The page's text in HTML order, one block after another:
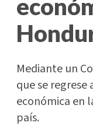
Mediante un
que se regrese
económica en
país.